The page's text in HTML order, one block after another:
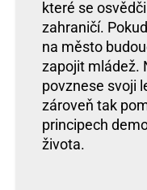
které se
zahraničí.
na město
zapojit mládež.
povznese svoji
zároveň tak
principech
života.